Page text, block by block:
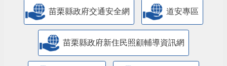
苗栗縣政府交通安全網 道安專區
苗栗縣政府新住民照顧輔導資訊網